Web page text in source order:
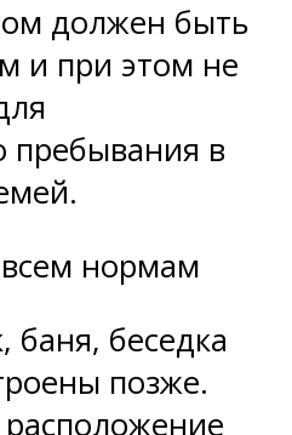
должен быть
и при этом не
пребывания в
нормам
баня, беседка
позже.